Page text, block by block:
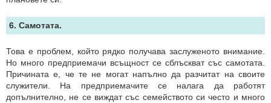
6. Самотата.
Това е проблем, който рядко получава заслуженото внимание.
Но много предприемачи всъщност се сблъскват със самотата.
Причината е, че те не могат напълно да разчитат на своите
служители. На предприемачите се налага да работят
допълнително, не се виждат със семейството си често и много